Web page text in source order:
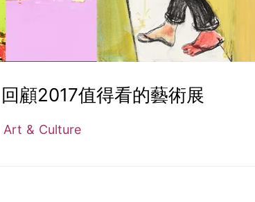
顧2017值得看的藝術展
Art & Culture